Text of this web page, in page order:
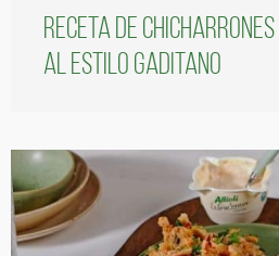
Receta de
al estilo gaditano